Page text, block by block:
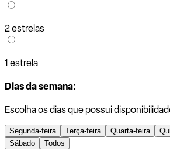
2 estrelas
1 estrela
Dias da semana:
Escolha os dias que possui
Segunda-feira Terça-feira Quarta-feira
Sábado
Todos